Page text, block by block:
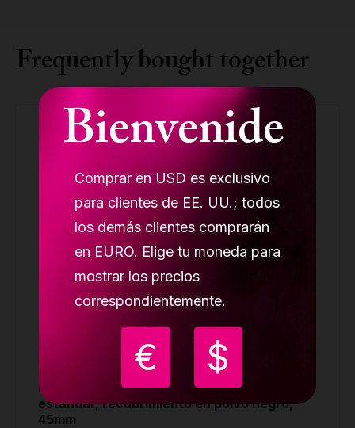
Bienvenide
Comprar en USD es exclusivo
para clientes de EE. UU.; todos
los demás clientes comprarán
en EURO. Elige tu moneda para
mostrar los precios
correspondientemente.
€ $
Frequently bought together
Barra Lupit pole Diamond G2, bloqueo
estándar, recubrimiento en polvo negro,
45mm